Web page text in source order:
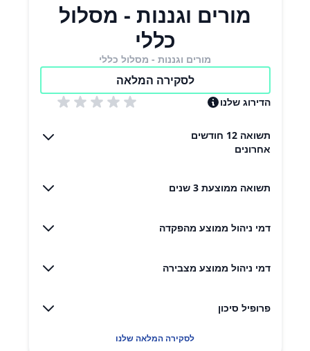
מורים וגננות - מסלול
כללי
מורים וגננות - מסלול כללי
לסקירה המלאה
הדירוג שלנו
תשואה 12 חודשים
אחרונים
תשואה ממוצעת 3 שנים
דמי ניהול ממוצע מהפקדה
דמי ניהול ממוצע מצבירה
פרופיל סיכון
לסקירה המלאה שלנו